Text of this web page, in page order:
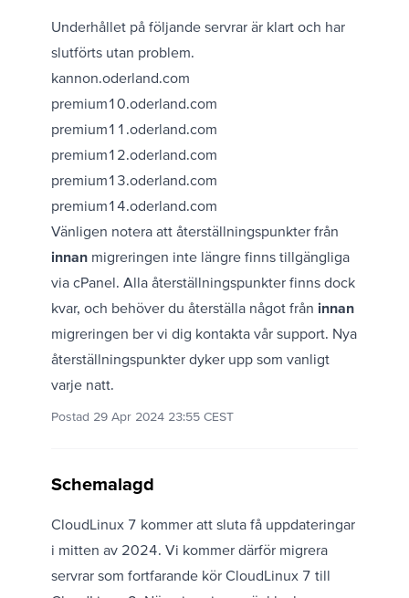
Underhållet på följande servrar är klart och har
slutförts utan problem.
kannon.oderland.com
premium10.oderland.com
premium11.oderland.com
premium12.oderland.com
premium13.oderland.com
premium14.oderland.com
Vänligen notera att återställningspunkter från
innan migreringen inte längre finns tillgängliga
via cPanel. Alla återställningspunkter finns dock
kvar, och behöver du återställa något från innan
migreringen ber vi dig kontakta vår support. Nya
återställningspunkter dyker upp som vanligt
varje natt.
Postad 29 Apr 2024 23:55 CEST
Schemalagd
CloudLinux 7 kommer att sluta få uppdateringar
i mitten av 2024. Vi kommer därför migrera
servrar som fortfarande kör CloudLinux 7 till